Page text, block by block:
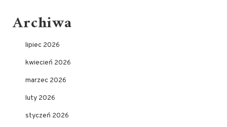
Archiwa
lipiec 2026
kwiecień 2026
marzec 2026
luty 2026
styczeń 2026